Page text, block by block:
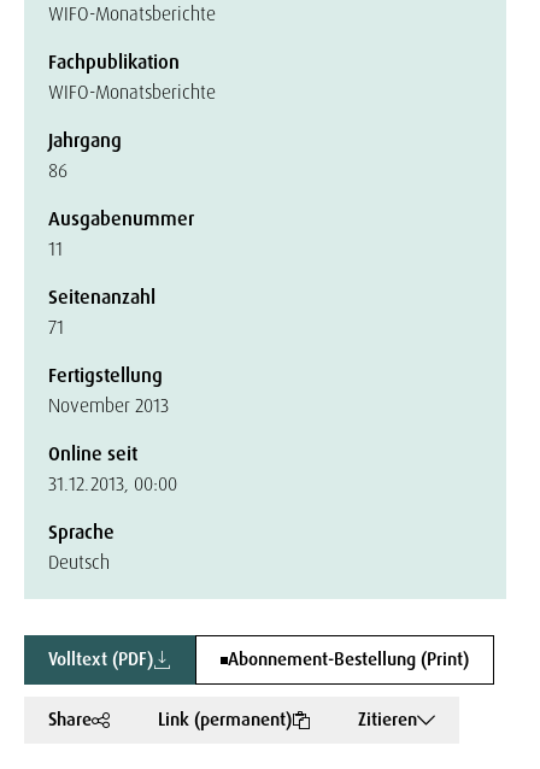
WIFO-Monatsberichte
Fachpublikation
WIFO-Monatsberichte
Jahrgang
86
Ausgabenummer
11
Seitenanzahl
71
Fertigstellung
November 2013
Online seit
31.12.2013, 00:00
Sprache
Deutsch
Volltext (PDF) Abonnement-Bestellung (Print)
Share Link (permanent) Zitieren